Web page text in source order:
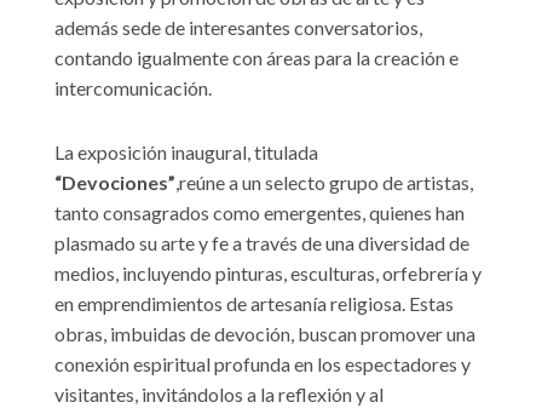
además sede de interesantes conversatorios,
contando igualmente con áreas para la creación e
intercomunicación.
La exposición inaugural, titulada
“Devociones”,reúne a un selecto grupo de artistas,
tanto consagrados como emergentes, quienes han
plasmado su arte y fe a través de una diversidad de
medios, incluyendo pinturas, esculturas, orfebrería y
en emprendimientos de artesanía religiosa. Estas
obras, imbuidas de devoción, buscan promover una
conexión espiritual profunda en los espectadores y
visitantes, invitándolos a la reflexión y al